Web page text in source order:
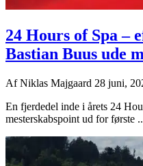
24 Hours of Spa –
Bastian Buus ude
AfNiklas Majgaard 28 juni,
En fjerdedel inde i årets 24
mesterskabspoint ud for første